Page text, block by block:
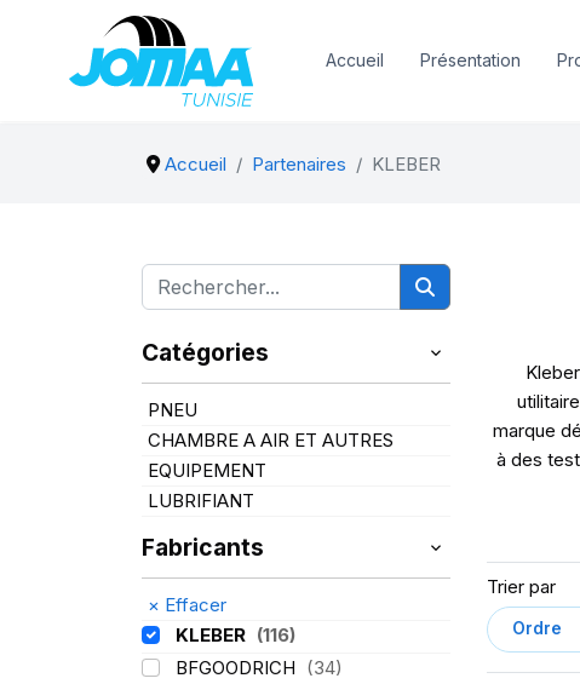
Accueil Présentation
Accueil Partenaires KLEBER
Catégories
PNEU
CHAMBRE A AIR ET AUTRES
EQUIPEMENT
LUBRIFIANT
Fabricants
× Effacer
KLEBER (116)
BFGOODRICH (34)
marque
à des
Trier par